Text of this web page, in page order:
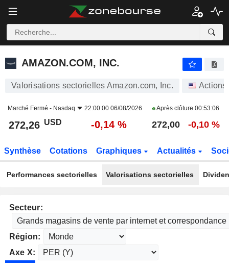
AMAZON.COM, INC. -0,14 %
AMAZON.COM, INC.
Valorisations sectorielles Amazon.com, Inc. Actions
Marché Fermé - Nasdaq 22:00:00 06/08/2026 Après clôture 00:53:06
272,26 USD -0,14 % 272,00 -0,10 %
Synthèse Cotations Graphiques Actualités
Performances sectorielles Valorisations sectorielles
Secteur:
Région:
Axe X: